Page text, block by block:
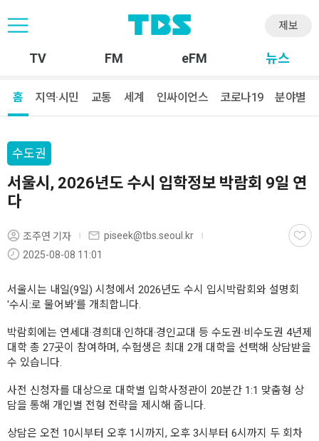
제보
TV FM eFM 뉴스
홈 지역·시민 교통 세계 인싸이언스 코로나19 분야별
수도권
서울시, 2026년도 수시 입학정보 박람회 9일 연
다
조주연 기자
piseek@tbs.seoul.kr
2025-08-08 11:01
서울시는 내일(9일) 시청에서 2026년도 수시 입시박람회와 설명회
'수시:로 물어봐'를 개최합니다.
박람회에는 연세대·경희대·인하대·경인교대 등 수도권·비수도권 4년제
대학 총 27곳이 참여하며, 수험생은 최대 2개 대학을 선택해 상담받을
수 있습니다.
사전 신청자를 대상으로 대학별 입학사정관이 20분간 1:1 맞춤형 상
담을 통해 개인별 전형 전략을 제시해 줍니다.
상담은 오전 10시부터 오후 1시까지, 오후 3시부터 6시까지 두 회차